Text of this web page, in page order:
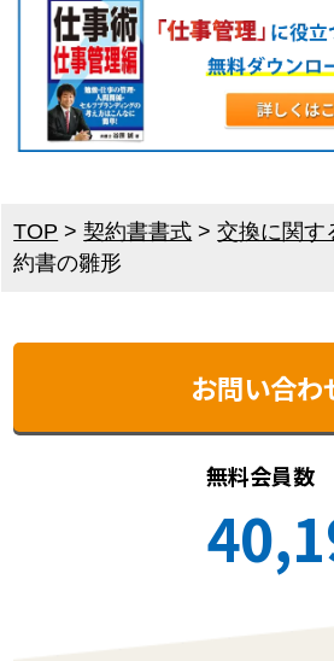
TOP >契約書書式 >交換に関す
約書の雛形
お問い合わ
無料会員数